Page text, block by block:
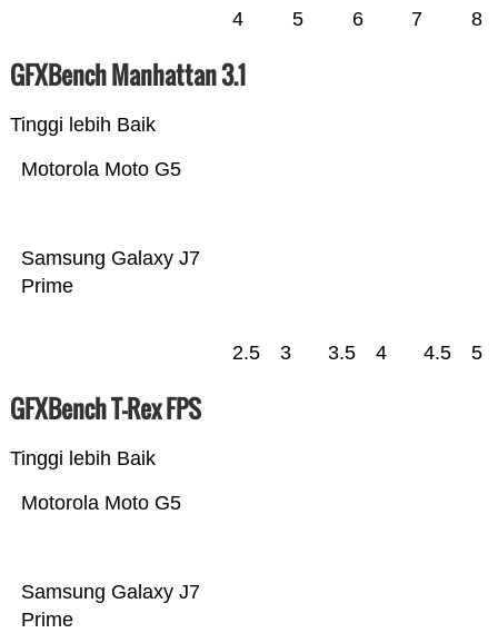
4 5 6 7 8
GFXBench Manhattan 3.1
Tinggi lebih Baik
Samsung Galaxy J7
Prime
Motorola Moto G5
2.5 3 3.5 4 4.5 5
GFXBench T-Rex FPS
Tinggi lebih Baik
Samsung Galaxy J7
Prime
Motorola Moto G5